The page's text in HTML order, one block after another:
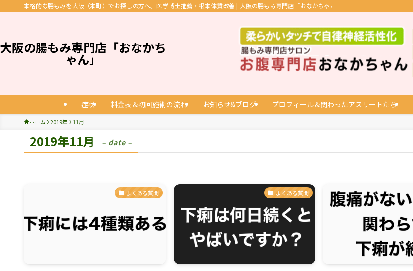
本格的な腸もみを大阪（本町）でお探しの方へ。医学博士推薦・根本体質改善 | 大阪の腸もみ専門店「おなかちゃん」
大阪の腸もみ専門店「おなかち
ゃん」
症状 料金表＆初回施術の流れ お知らせ&ブログ プロフィール＆関わったアスリートたち
ホーム 2019年 11月
2019年11月 – date –
よくある質問 よくある質問